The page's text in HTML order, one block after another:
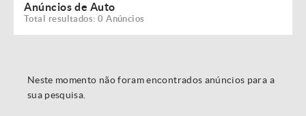
Anúncios de Auto
Total resultados: 0 Anúncios
Neste momento não foram encontrados anúncios para a
sua pesquisa.